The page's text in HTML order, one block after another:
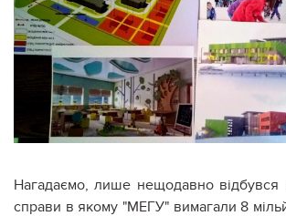
Нагадаємо, лише нещодавно відбувся
справи в якому "МЕГУ" вимагали 8